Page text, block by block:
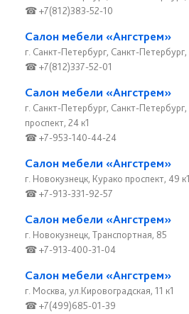
☎ +7(812)383-52-10
Салон мебели «Ангстрем»
г. Санкт-Петербург, Санкт-Петербург,
☎ +7(812)337-52-01
Салон мебели «Ангстрем»
г. Санкт-Петербург, Санкт-
проспект, 24 к1
☎ +7-953-140-44-24
Салон мебели «Ангстрем»
г. Новокузнецк, Курако проспект, 49
☎ +7-913-331-92-57
Салон мебели «Ангстрем»
г. Новокузнецк, Транспортная, 85
☎ +7-913-400-31-04
Салон мебели «Ангстрем»
г. Москва, ул.Кировоградская, 11 к1
☎ +7(499)685-01-39